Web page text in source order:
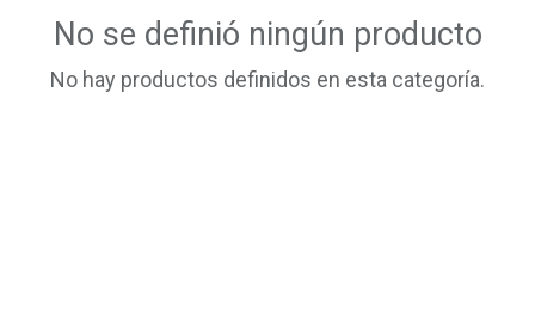
No se definió ningún producto
No hay productos definidos en esta categoría.